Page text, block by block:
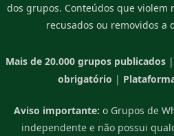
dos grupos. Conteúdos que violem
recusados ou removidos a
Mais de 20.000 grupos publicados|
obrigatório |
Aviso importante: o Grupos de
independente e não possui